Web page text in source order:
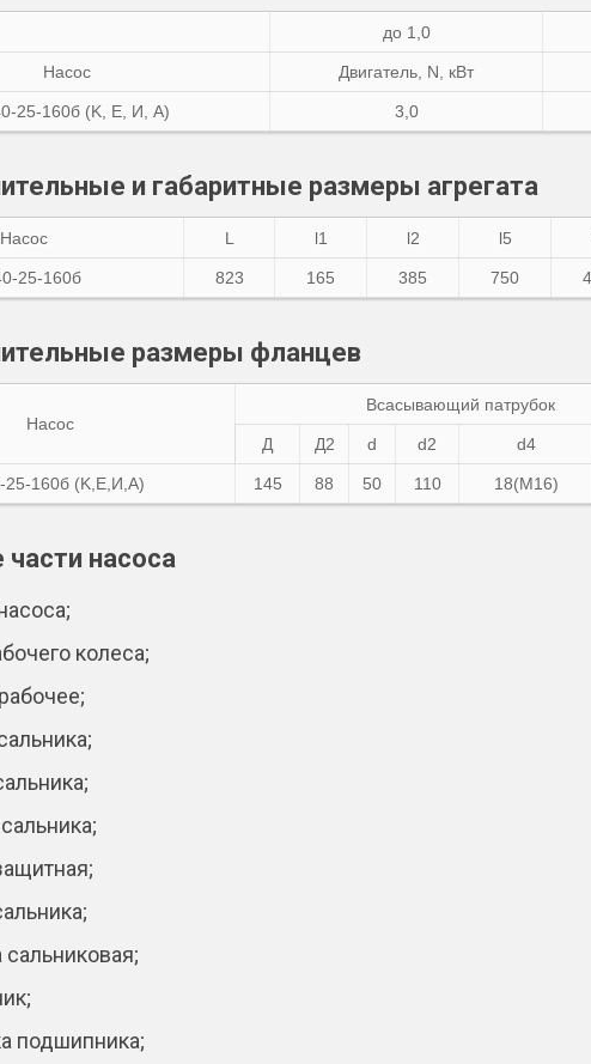
до 1,0
Насос Двигатель, N , кВт
25-160б (K, E, И, A) 3,0
и габаритные размеры агрегата
Насос L l1 l2 l5
25-160б 823 165 385 750
размеры фланцев
Насос
Всасывающий патрубок
Д Д2 d d2 d4
25-160б (K,E,И,A) 145 88 50 110 18(М16)
насоса
колеса;
сальниковая;
подшипника;